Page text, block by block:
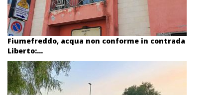
Fiumefreddo, acqua non conforme in contrada
Liberto:...